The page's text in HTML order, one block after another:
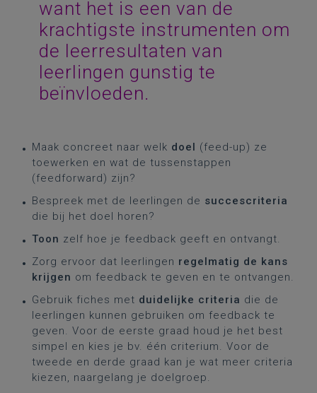
want het is een van de
krachtigste instrumenten om
de leerresultaten van
leerlingen gunstig te
beïnvloeden.
Maak concreet naar welk doel (feed-up) ze
toewerken en wat de tussenstappen
(feedforward) zijn?
Bespreek met de leerlingen de succescriteria
die bij het doel horen?
Toon zelf hoe je feedback geeft en ontvangt.
Zorg ervoor dat leerlingen regelmatig de kans
krijgen om feedback te geven en te ontvangen.
Gebruik fiches met duidelijke criteria die de
leerlingen kunnen gebruiken om feedback te
geven. Voor de eerste graad houd je het best
simpel en kies je bv. één criterium. Voor de
tweede en derde graad kan je wat meer criteria
kiezen, naargelang je doelgroep.